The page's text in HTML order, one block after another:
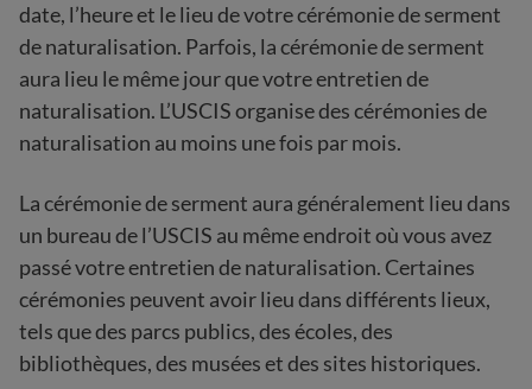
date, l’heure et le lieu de votre cérémonie de serment
de naturalisation. Parfois, la cérémonie de serment
aura lieu le même jour que votre entretien de
naturalisation. L’USCIS organise des cérémonies de
naturalisation au moins une fois par mois.
La cérémonie de serment aura généralement lieu dans
un bureau de l’USCIS au même endroit où vous avez
passé votre entretien de naturalisation. Certaines
cérémonies peuvent avoir lieu dans différents lieux,
tels que des parcs publics, des écoles, des
bibliothèques, des musées et des sites historiques.